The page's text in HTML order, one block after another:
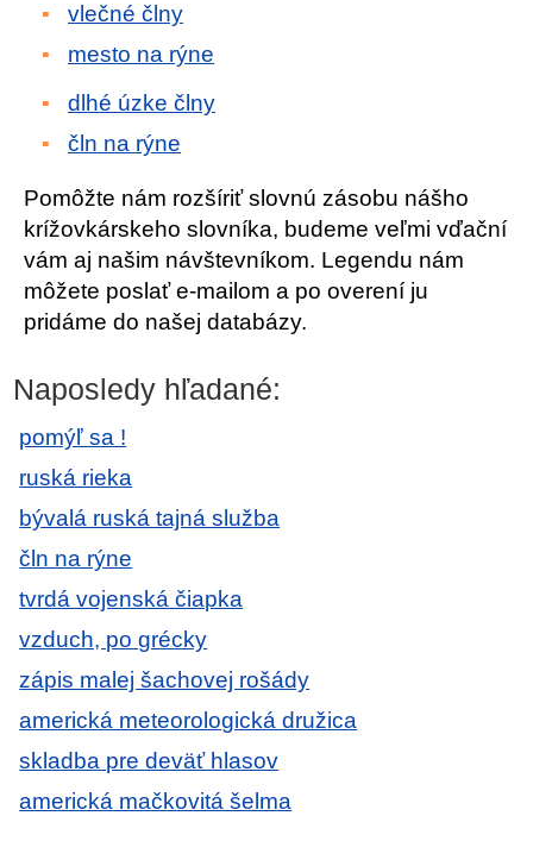
vlečné člny
mesto na rýne
dlhé úzke člny
čln na rýne
Pomôžte nám rozšíriť slovnú zásobu nášho
krížovkárskeho slovníka, budeme veľmi vďační
vám aj našim návštevníkom. Legendu nám
môžete poslať e-mailom a po overení ju
pridáme do našej databázy.
Naposledy hľadané:
pomýľ sa !
ruská rieka
bývalá ruská tajná služba
čln na rýne
tvrdá vojenská čiapka
vzduch, po grécky
zápis malej šachovej rošády
americká meteorologická družica
skladba pre deväť hlasov
americká mačkovitá šelma